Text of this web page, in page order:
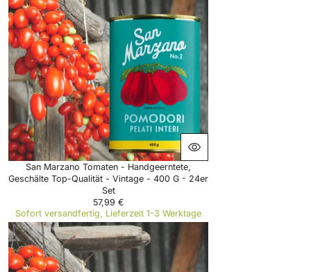
R
P
R
I
C
E
2
9
,
9
0
€
San Marzano Tomaten - Handgeerntete,
Geschälte Top-Qualität - Vintage - 400 G - 24er
Set
R
E
G
U
L
57,99 €
Sofort versandfertig, Lieferzeit 1-3 Werktage